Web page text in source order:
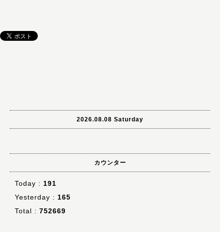
2026.08.08 Saturday
カウンター
Today : 191
Yesterday : 165
Total : 752669